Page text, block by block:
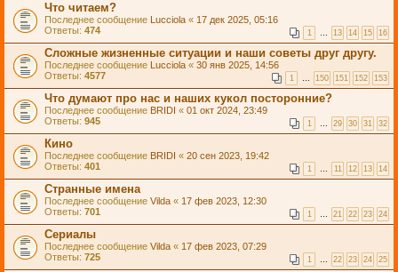
Что читаем?
Последнее сообщение Lucciola « 17 дек 2025, 05:16
Ответы: 474 1 … 13 14 15 16
Сложные жизненные ситуации и наши советы друг другу.
Последнее сообщение Lucciola « 30 янв 2025, 14:56
Ответы: 4577 1 … 150 151 152 153
Что думают про нас и наших кукол посторонние?
Последнее сообщение BRIDI « 01 окт 2024, 23:49
Ответы: 945 1 … 29 30 31 32
Кино
Последнее сообщение BRIDI « 20 сен 2023, 19:42
Ответы: 401 1 … 11 12 13 14
Странные имена
Последнее сообщение Vilda « 17 фев 2023, 12:30
Ответы: 701 1 … 21 22 23 24
Сериалы
Последнее сообщение Vilda « 17 фев 2023, 07:29
Ответы: 725 1 … 22 23 24 25